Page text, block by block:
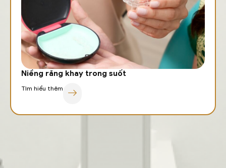
Niềng răng khay trong suốt
Tìm hiểu thêm